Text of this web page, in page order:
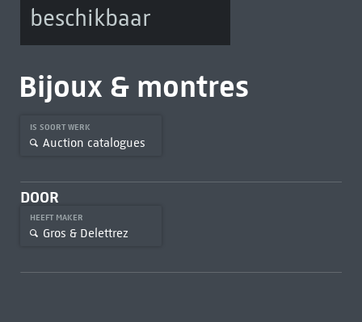
beschikbaar
Bijoux & montres
IS SOORT WERK
Auction catalogues
DOOR
HEEFT MAKER
Gros & Delettrez